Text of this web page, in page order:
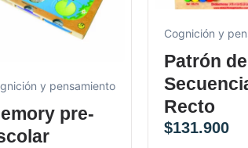
y pensamiento
pre-
Cognición y
Patrón de
Recto
$131.900